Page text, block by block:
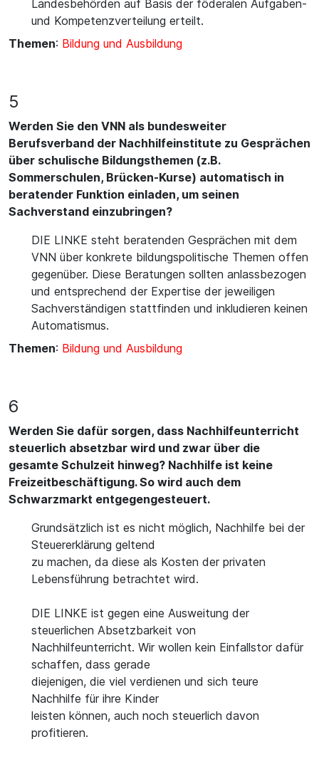
Landesbehörden auf Basis der föderalen Aufgaben-
und Kompetenzverteilung erteilt.
Themen: Bildung und Ausbildung
5
Werden Sie den VNN als bundesweiter
Berufsverband der Nachhilfeinstitute zu Gesprächen
über schulische Bildungsthemen (z.B.
Sommerschulen, Brücken-Kurse) automatisch in
beratender Funktion einladen, um seinen
Sachverstand einzubringen?
DIE LINKE steht beratenden Gesprächen mit dem
VNN über konkrete bildungspolitische Themen offen
gegenüber. Diese Beratungen sollten anlassbezogen
und entsprechend der Expertise der jeweiligen
Sachverständigen stattfinden und inkludieren keinen
Automatismus.
Themen: Bildung und Ausbildung
6
Werden Sie dafür sorgen, dass Nachhilfeunterricht
steuerlich absetzbar wird und zwar über die
gesamte Schulzeit hinweg? Nachhilfe ist keine
Freizeitbeschäftigung. So wird auch dem
Schwarzmarkt entgegengesteuert.
Grundsätzlich ist es nicht möglich, Nachhilfe bei der
Steuererklärung geltend
zu machen, da diese als Kosten der privaten
Lebensführung betrachtet wird.
DIE LINKE ist gegen eine Ausweitung der
steuerlichen Absetzbarkeit von
Nachhilfeunterricht. Wir wollen kein Einfallstor dafür
schaffen, dass gerade
diejenigen, die viel verdienen und sich teure
Nachhilfe für ihre Kinder
leisten können, auch noch steuerlich davon
profitieren.